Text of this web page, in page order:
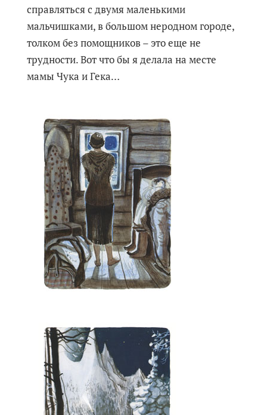
справляться с двумя маленькими
мальчишками, в большом неродном городе,
толком без помощников – это еще не
трудности. Вот что бы я делала на месте
мамы Чука и Гека…